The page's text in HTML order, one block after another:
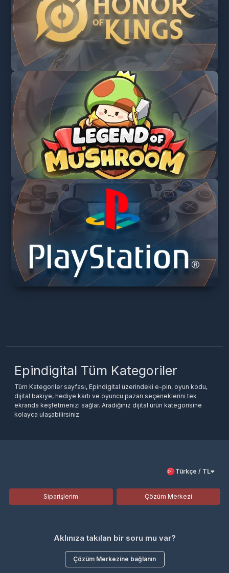
Epindigital Tüm Kategoriler
Tüm Kategoriler sayfası, Epindigital üzerindeki e-pin, oyun kodu,
dijital bakiye, hediye kartı ve oyuncu pazarı seçeneklerini tek
ekranda keşfetmenizi sağlar. Aradığınız dijital ürün kategorisine
kolayca ulaşabilirsiniz.
Türkçe / TL
Siparişlerim Çözüm Merkezi
Aklınıza takılan bir soru mu var?
Çözüm Merkezine bağlanın